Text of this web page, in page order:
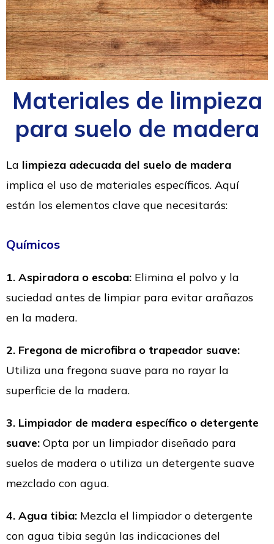
Materiales de limpieza
para suelo de madera
La limpieza adecuada del suelo de madera
implica el uso de materiales específicos. Aquí
están los elementos clave que necesitarás:
Químicos
1. Aspiradora o escoba: Elimina el polvo y la
suciedad antes de limpiar para evitar arañazos
en la madera.
2. Fregona de microfibra o trapeador suave:
Utiliza una fregona suave para no rayar la
superficie de la madera.
3. Limpiador de madera específico o detergente
suave: Opta por un limpiador diseñado para
suelos de madera o utiliza un detergente suave
mezclado con agua.
4. Agua tibia: Mezcla el limpiador o detergente
con agua tibia según las indicaciones del